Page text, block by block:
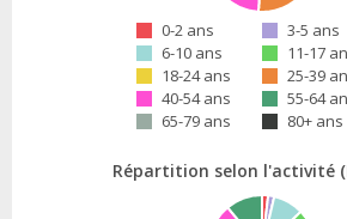
0-2 ans
3-5 ans
6-10 ans
11-17
18-24 ans
25-39
40-54 ans
55-64
65-79 ans
80+ ans
Répartition selon l'activité